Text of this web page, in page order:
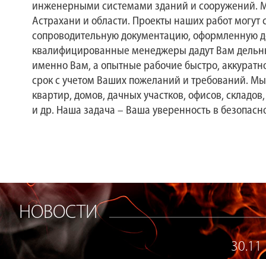
инженерными системами зданий и сооружений.
Астрахани и области. Проекты наших работ
сопроводительную документацию, оформленную
квалифицированные менеджеры дадут Вам
именно Вам, а опытные рабочие быстро,
срок с учетом Ваших пожеланий и требований.
квартир, домов, дачных участков, офисов,
и др. Наша задача – Ваша уверенность в
НОВОСТИ
30.11